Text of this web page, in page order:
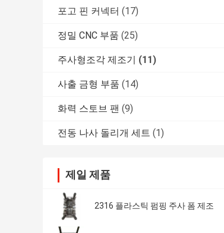
포고 핀 커넥터 (17)
정밀 CNC 부품 (25)
주사형조각 제조기 (11)
사출 금형 부품 (14)
화력 스토브 팬 (9)
전동 나사 돌리개 세트 (1)
제일 제품
2316 플라스틱 펌핑 주사 폼 제조